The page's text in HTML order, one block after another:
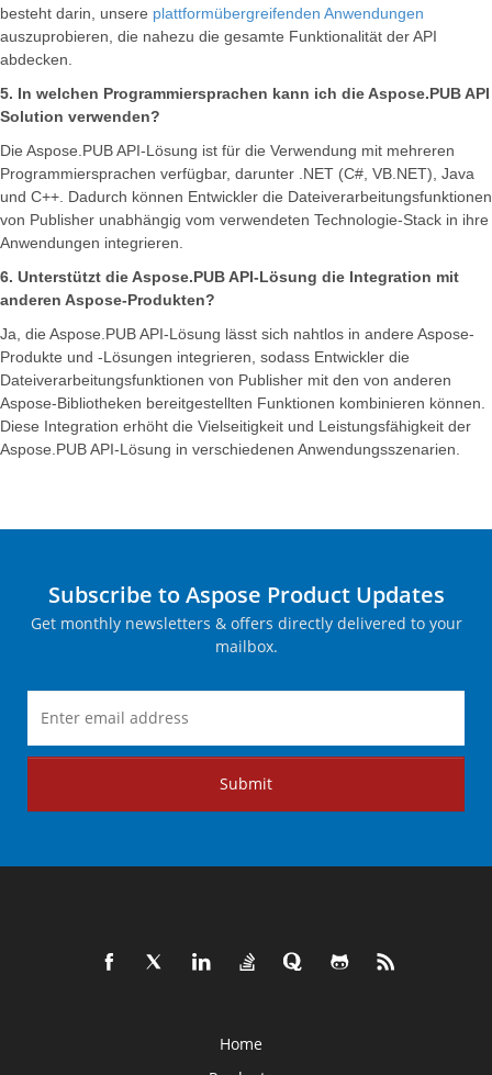
besteht darin, unsere plattformübergreifenden Anwendungen
auszuprobieren, die nahezu die gesamte Funktionalität der API
abdecken.
5. In welchen Programmiersprachen kann ich die Aspose.PUB API
Solution verwenden?
Die Aspose.PUB API-Lösung ist für die Verwendung mit mehreren
Programmiersprachen verfügbar, darunter .NET (C#, VB.NET), Java
und C++. Dadurch können Entwickler die Dateiverarbeitungsfunktionen
von Publisher unabhängig vom verwendeten Technologie-Stack in ihre
Anwendungen integrieren.
6. Unterstützt die Aspose.PUB API-Lösung die Integration mit
anderen Aspose-Produkten?
Ja, die Aspose.PUB API-Lösung lässt sich nahtlos in andere Aspose-
Produkte und -Lösungen integrieren, sodass Entwickler die
Dateiverarbeitungsfunktionen von Publisher mit den von anderen
Aspose-Bibliotheken bereitgestellten Funktionen kombinieren können.
Diese Integration erhöht die Vielseitigkeit und Leistungsfähigkeit der
Aspose.PUB API-Lösung in verschiedenen Anwendungsszenarien.
Subscribe to Aspose Product Updates
Get monthly newsletters & offers directly delivered to your
mailbox.
Submit
Home